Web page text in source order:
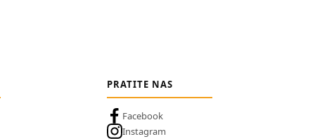
PRATITE NAS
Facebook
Instagram